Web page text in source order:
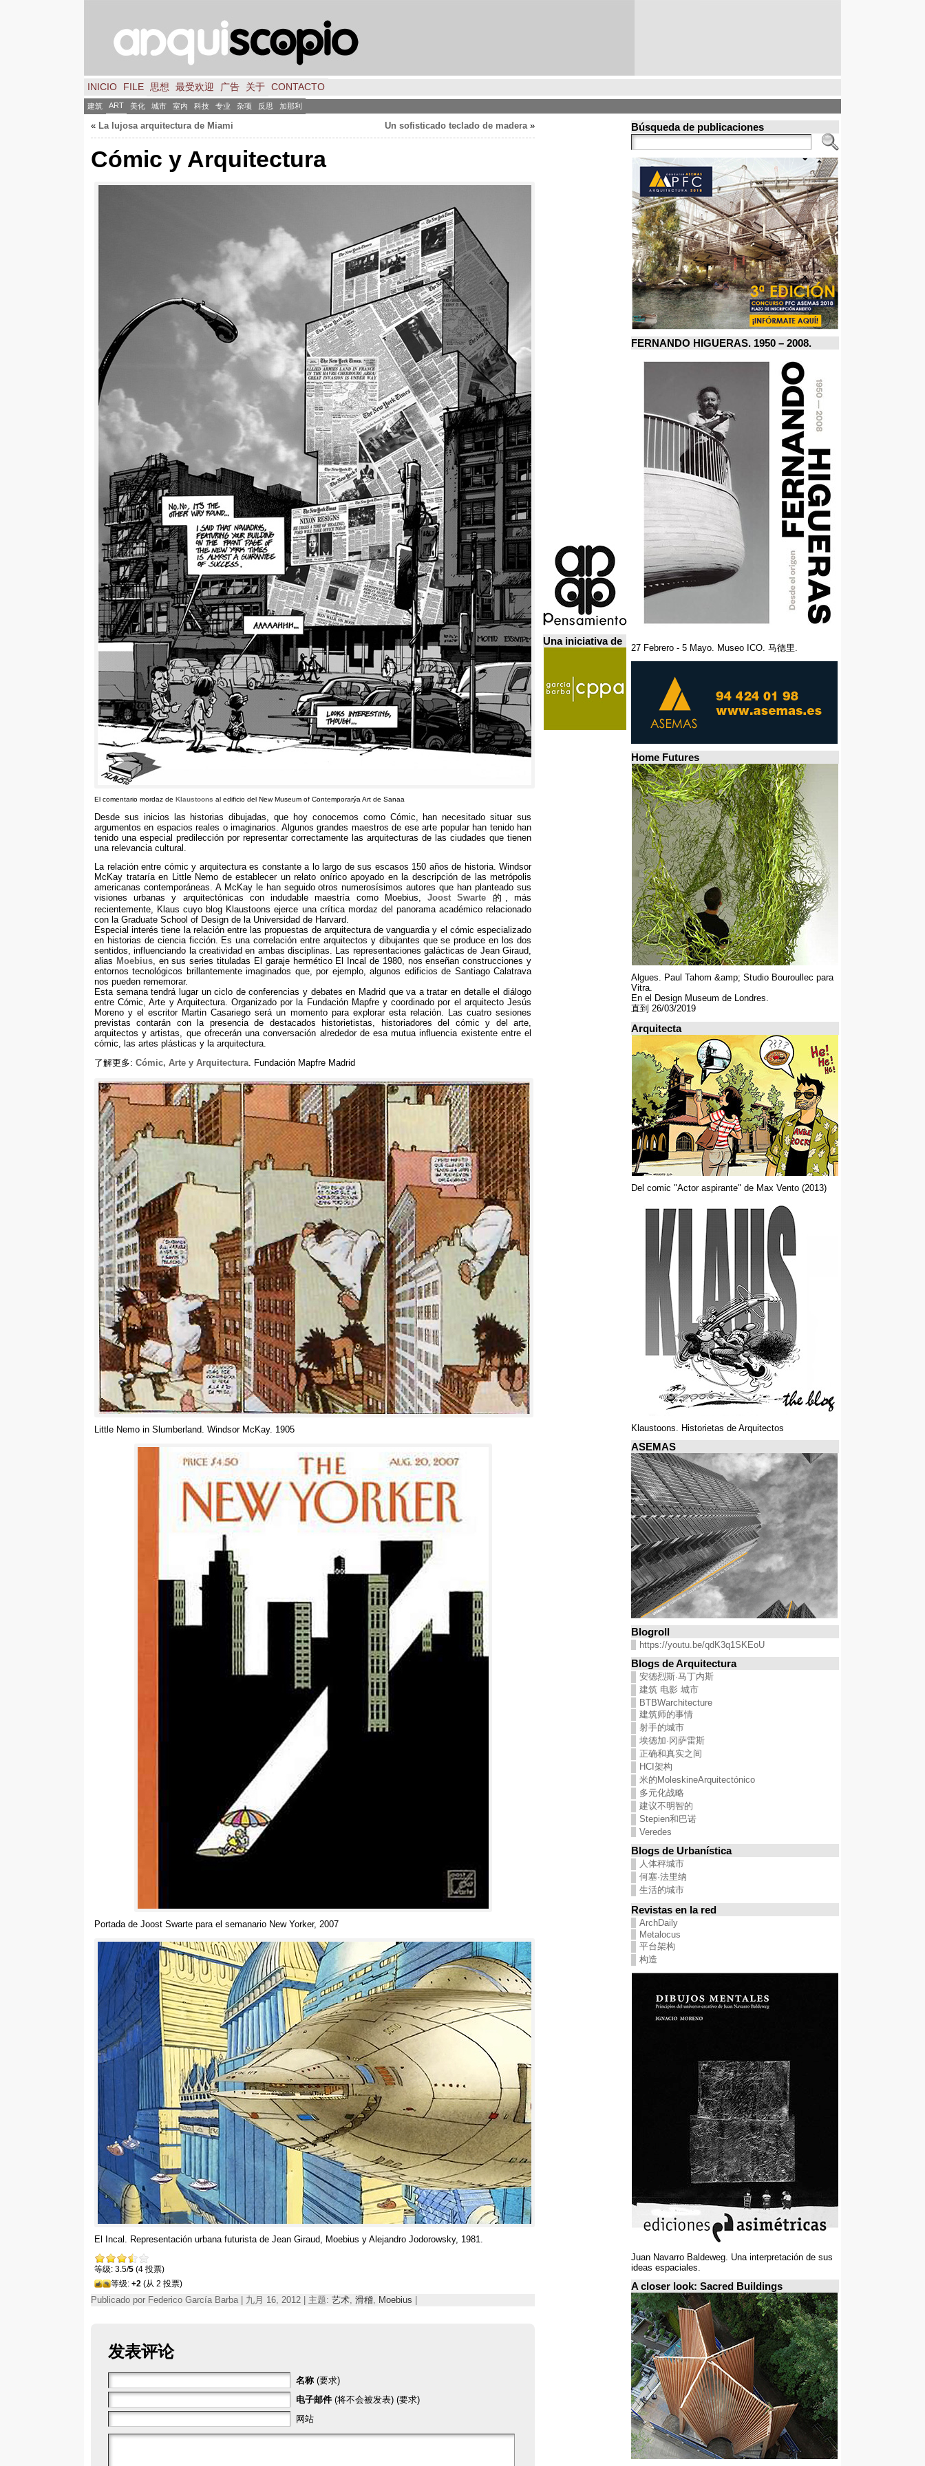
INICIO FILE 思想 最受欢迎 广告 关于 CONTACTO
建筑 ART 美化 城市 室内 科技 专业 杂项 反思 加那利
« La lujosa arquitectura de Miami Un sofisticado teclado de madera»
Cómic y Arquitectura
El comentario mordaz de Klaustoons al edificio del New Museum of Contemporarýa Art de Sanaa
Desde sus inicios las historias dibujadas ,que hoy conocemos como Cómic ,han necesitado situar sus
argumentos en espacios reales o imaginarios Algunos grandes maestros de ese arte popular han tenido han
tenido una especial predilección por representar correctamente las arquitecturas de las ciudades que tienen
una relevancia cultural
La relación entre cómic y arquitectura es constante a lo largo de sus escasos 150 años de historia. Windsor
McKay trataría en Little Nemo de establecer un relato onírico apoyado en la descripción de las metrópolis
americanas contemporáneas. A McKay le han seguido otros numerosísimos autores que han planteado sus
visiones urbanas y arquitectónicas con indudable maestría como Moebius,Joost Swarte 的,más
recientemente, Klaus cuyo blog Klaustoons ejerce una crítica mordaz del panorama académico relacionado
con la Graduate School of Design de la Universidad de Harvard.
Especial interés tiene la relación entre las propuestas de arquitectura de vanguardia y el cómic especializado
en historias de ciencia ficción. Es una correlación entre arquitectos y dibujantes que se produce en los dos
sentidos,influenciando la creatividad en ambas disciplinas. Las representaciones galácticas de Jean Giraud,
alias Moebius, en sus series tituladas El garaje hermético El Incal de1980, nos enseñan construcciones y
entornos tecnológicos brillantemente imaginados que, por ejemplo,algunos edificios de Santiago Calatrava
nos pueden rememorar.
Esta semana tendrá lugar un ciclo de conferencias y debates en Madrid que va a tratar en detalle el diálogo
entre Cómic,Arte y Arquitectura.Organizado por la Fundación Mapfre y coordinado por el arquitecto Jesús
Moreno y el escritor Martin Casariego será un momento para explorar esta relación. Las cuatro sesiones
previstas contarán con la presencia de destacados historietistas, historiadores del cómic y del arte,
arquitectos y artistas, que ofrecerán una conversación alrededor de esa mutua influencia existente entre el
cómic, las artes plásticas y la arquitectura.
了解更多: Cómic, Arte y Arquitectura. Fundación Mapfre Madrid
Little Nemo in Slumberland Windsor McKay. 1905
Portada de Joost Swarte para el semanario New Yorker, 2007
El Incal Representación urbana futurista de Jean Giraud Moebius y Alejandro Jodorowsky, 1981.
等级: 3.5/5 (4 投票)
等级: +2 (从 2 投票)
Publicado por Federico García Barba | 九月 16, 2012 | 主题: 艺术, 滑稽, Moebius
发表评论
名称 (要求)
电子邮件 (将不会被发表) (要求)
网站
Una iniciativa de
Búsqueda de publicaciones
FERNANDO HIGUERAS. 1950 – 2008.
27 Febrero - 5 Mayo. Museo ICO. 马德里.
Home Futures
Algues. Paul Tahom &amp; Studio Bouroullec para
Vitra.
En el Design Museum de Londres.
直到 26/03/2019
Arquitecta
Del comic "Actor aspirante" de Max Vento (2013)
Klaustoons. Historietas de Arquitectos
ASEMAS
Blogroll
https://youtu.be/qdK3q1SKEoU
Blogs de Arquitectura
安德烈斯·马丁内斯
建筑 电影 城市
BTBWarchitecture
建筑师的事情
射手的城市
埃德加·冈萨雷斯
正确和真实之间
HCI架构
米的MoleskineArquitectónico
多元化战略
建议不明智的
Stepien和巴诺
Veredes
Blogs de Urbanística
人体秤城市
何塞·法里纳
生活的城市
Revistas en la red
ArchDaily
Metalocus
平台架构
构造
Juan Navarro Baldeweg. Una interpretación de sus
ideas espaciales.
A closer look: Sacred Buildings